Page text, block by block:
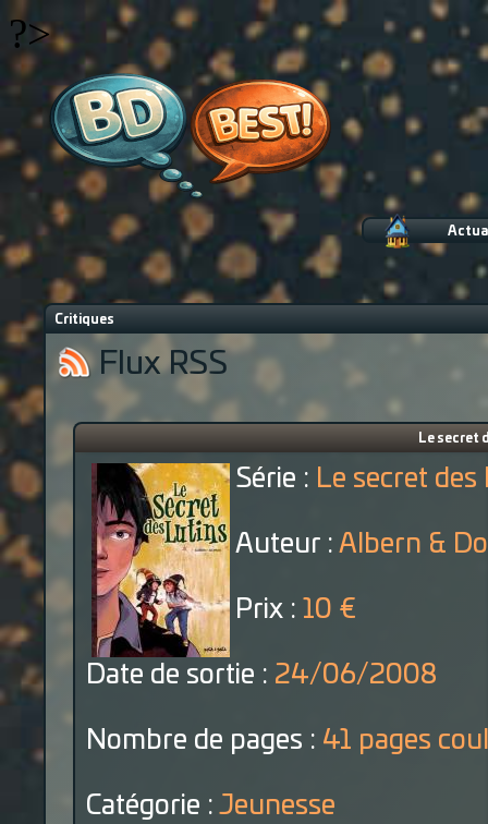
?>
Critiques
Flux RSS
Le secret
Série : Le secret des
Auteur : Albern &
Prix : 10 €
Date de sortie : 24/06/2008
Nombre de pages : 41 pages
Catégorie : Jeunesse